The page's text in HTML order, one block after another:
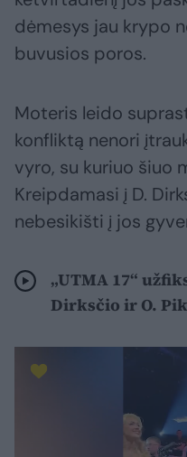
dėmesys jau krypo
buvusios poros.
Moteris leido
konfliktą nenori
vyro, su kuriuo šiuo
Kreipdamasi į D.
nebesikišti į jos
„UTMA 17“
Dirksčio ir O.